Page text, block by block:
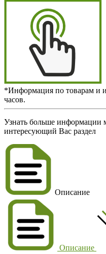
*Информация по товарам и
часов.
Узнать больше информации
интересующий Вас раздел
Описание
Описание